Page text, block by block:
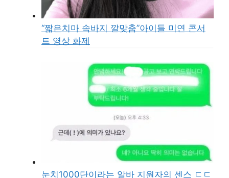
“짧은치마 속바지 깔맞춤”아이들 미연 콘서
트 영상 화제
눈치1000단이라는 알바 지원자의 센스 ㄷㄷ